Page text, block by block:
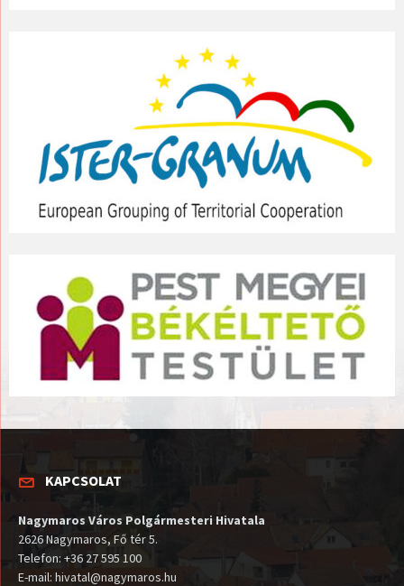
KAPCSOLAT
Nagymaros Város Polgármesteri Hivatala
2626 Nagymaros, Fő tér 5.
Telefon: +36 27 595 100
E-mail: hivatal@nagymaros.hu